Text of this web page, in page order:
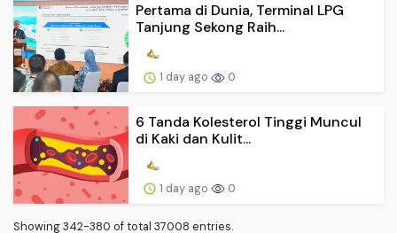
Pertama di Dunia, Terminal LPG
Tanjung Sekong Raih...
1 day ago 0
6 Tanda Kolesterol Tinggi Muncul
di Kaki dan Kulit...
1 day ago 0
Showing 342-380 of total 37008 entries.